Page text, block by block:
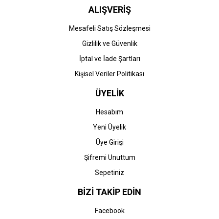
ALIŞVERİŞ
Mesafeli Satış Sözleşmesi
Gizlilik ve Güvenlik
İptal ve İade Şartları
Kişisel Veriler Politikası
ÜYELİK
Hesabım
Yeni Üyelik
Üye Girişi
Şifremi Unuttum
Sepetiniz
BİZİ TAKİP EDİN
Facebook